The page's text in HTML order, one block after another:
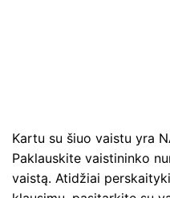
Kartu su šiuo vaistu yra
Paklauskite vaistininko
vaistą. Atidžiai